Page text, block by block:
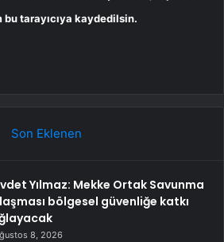
tarayıcıya kaydedilsin.
Son Eklenen
Yılmaz: Mekke Ortak Savunma
bölgesel güvenliğe katkı
8, 2026